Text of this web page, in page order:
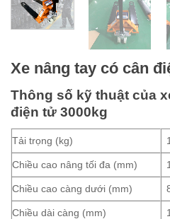
Xe nâng tay có cân
Thông số kỹ thuật của
điện tử 3000kg
Tải trọng (kg)
Chiều cao nâng tối đa (mm)
Chiều cao càng dưới (mm)
Chiều dài càng (mm)